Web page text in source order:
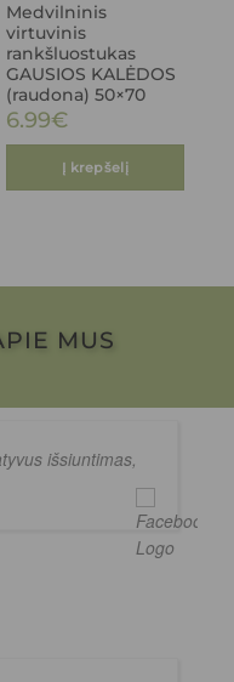
Medvilninis
virtuvinis
rankšluostukas
GAUSIOS KALĖDOS
(raudona) 50×70
6.99€
Į krepšelį
MUS
išsiuntimas,